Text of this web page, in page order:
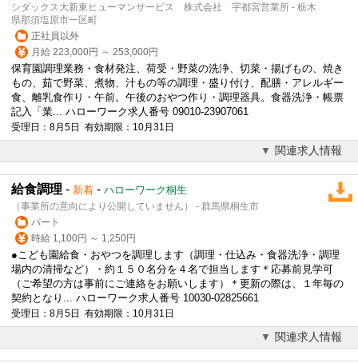
シダックス大新東ヒューマンサービス 株式会社 宇都宮営業所 - 栃木
県那須塩原市一区町
正社員以外
月給 223,000円 ～ 253,000円
保育園調理業務・食材発注、荷受・野菜の洗浄、切菜・揚げもの、焼き
もの、茹で野菜、煮物、汁もの等の調理・盛り付け、配膳・アレルギー
食、離乳食作り・午前。午後のおやつ作り・調理器具。食器洗浄・帳票
記入「業... ハローワーク求人番号 09010-23907061
受理日：8月5日 有効期限：10月31日
関連求人情報
給食調理 - 新着 - ハローワーク桐生
（事業所の意向により公開していません） - 群馬県桐生市
パート
時給 1,100円 ～ 1,250円
●こども園給食・おやつを調理します（調理・仕込み・食器洗浄・調理
場内の清掃など）・約１５０名分を４名で担当します＊応募前見学可
（ご希望の方は事前にご連絡をお願いします）＊更新の際は、１年毎の
契約となり... ハローワーク求人番号 10030-02825661
受理日：8月5日 有効期限：10月31日
関連求人情報